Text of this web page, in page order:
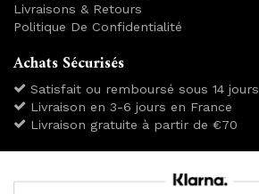
Livraisons & Retours
Politique De Confidentialité
Achats Sécurisés
Satisfait ou remboursé sous 14 jours
Livraison en 3-6 jours en France
Livraison gratuite à partir de €70